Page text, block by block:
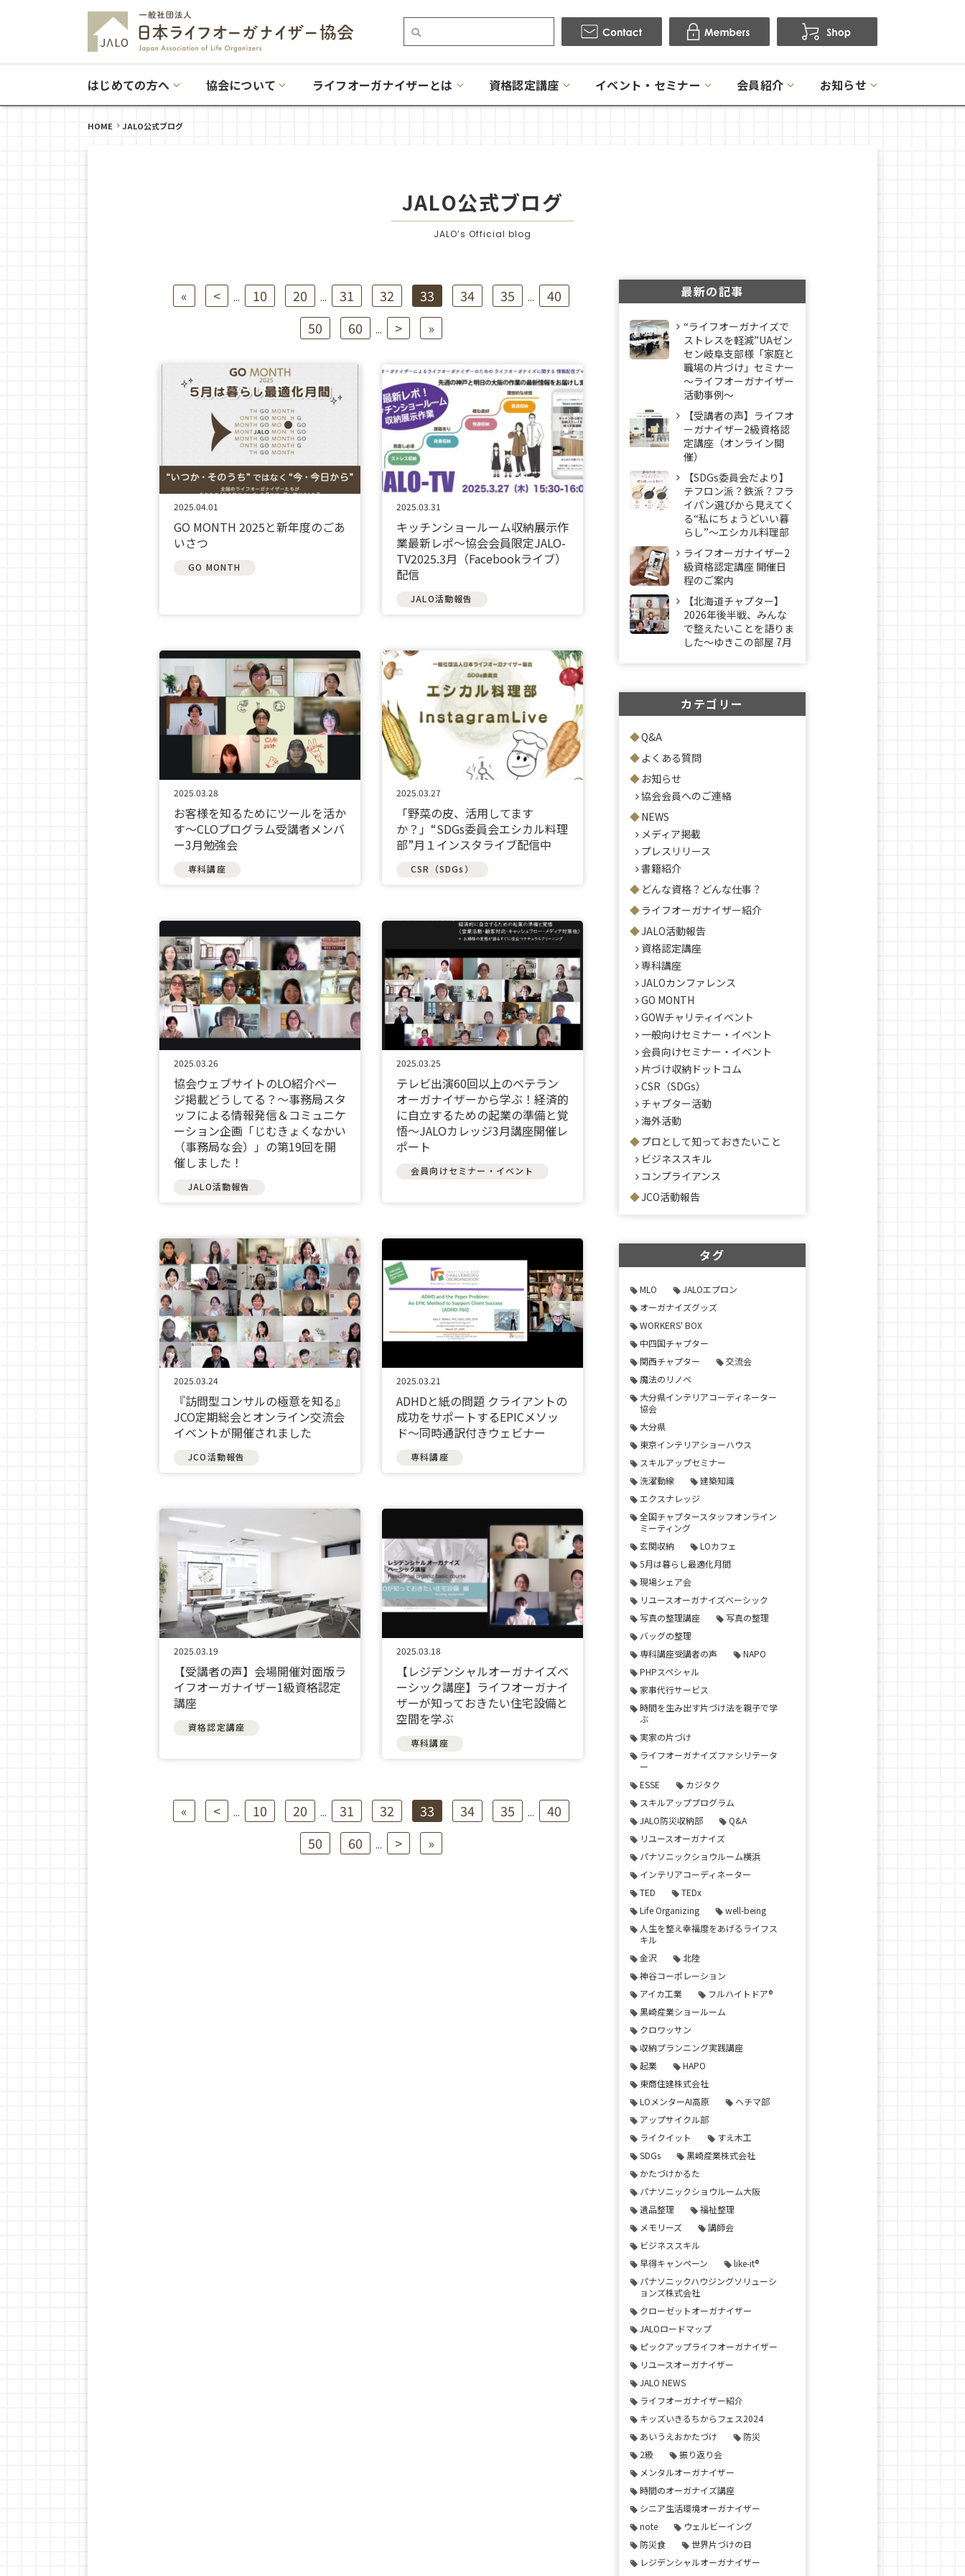
はじめての方へ 協会について ライフオーガナイザーとは 資格認定講座 イベント・セミナー 会員紹介 お知らせ
HOME JALO公式ブログ
JALO公式ブログ
JALO’s Official blog
« < ... 10 20 ... 31 32 33 34 35 ...
40
50
60 ... > »
2025.04.01
GO MONTH 2025と新年度のごあ
いさつ
GO MONTH
2025.03.31
キッチンショールーム収納展示作
業最新レポ〜協会会員限定JALO-
TV2025.3月（Facebookライブ）
配信
JALO活動報告
2025.03.28
お客様を知るためにツールを活か
す〜CLOプログラム受講者メンバ
ー3月勉強会
専科講座
2025.03.27
「野菜の皮、活用してます
か？」“SDGs委員会エシカル料理
部”月１インスタライブ配信中
CSR（SDGs）
2025.03.26
協会ウェブサイトのLO紹介ペー
ジ掲載どうしてる？～事務局スタ
ッフによる情報発信＆コミュニケ
ーション企画「じむきょくなかい
（事務局な会）」の第19回を開
催しました！
JALO活動報告
2025.03.25
テレビ出演60回以上のベテラン
オーガナイザーから学ぶ！経済的
に自立するための起業の準備と覚
悟〜JALOカレッジ3月講座開催レ
ポート
会員向けセミナー・イベント
2025.03.24
『訪問型コンサルの極意を知る』
JCO定期総会とオンライン交流会
イベントが開催されました
JCO活動報告
2025.03.21
ADHDと紙の問題 クライアントの
成功をサポートするEPICメソッ
ド〜同時通訳付きウェビナー
専科講座
2025.03.19
【受講者の声】会場開催対面版ラ
イフオーガナイザー1級資格認定
講座
資格認定講座
2025.03.18
【レジデンシャルオーガナイズベ
ーシック講座】ライフオーガナイ
ザーが知っておきたい住宅設備と
空間を学ぶ
専科講座
« < ... 10 20 ... 31 32 33 34 35 ...
40
50
60 ... > »
最新の記事
“ライフオーガナイズで
ストレスを軽減”UAゼン
セン岐阜支部様「家庭と
職場の片づけ」セミナー
～ライフオーガナイザー
活動事例〜
【受講者の声】ライフオ
ーガナイザー2級資格認
定講座（オンライン開
催）
【SDGs委員会だより】
テフロン派？鉄派？フラ
イパン選びから見えてく
る“私にちょうどいい暮
らし”～エシカル料理部
ライフオーガナイザー2
級資格認定講座 開催日
程のご案内
【北海道チャプター】
2026年後半戦、みんな
で整えたいことを語りま
した～ゆきこの部屋 7月
カテゴリー
Q&A
よくある質問
お知らせ
協会会員へのご連絡
NEWS
メディア掲載
プレスリリース
書籍紹介
どんな資格？どんな仕事？
ライフオーガナイザー紹介
JALO活動報告
資格認定講座
専科講座
JALOカンファレンス
GO MONTH
GOWチャリティイベント
一般向けセミナー・イベント
会員向けセミナー・イベント
片づけ収納ドットコム
CSR（SDGs）
チャプター活動
海外活動
プロとして知っておきたいこと
ビジネススキル
コンプライアンス
JCO活動報告
タグ
MLO
JALOエプロン
オーガナイズグッズ
WORKERS' BOX
中四国チャプター
関西チャプター
交流会
魔法のリノベ
大分県インテリアコーディネーター
協会
大分県
東京インテリアショーハウス
スキルアップセミナー
洗濯動線
建築知識
エクスナレッジ
全国チャプタースタッフオンライン
ミーティング
玄関収納
LOカフェ
5月は暮らし最適化月間
現場シェア会
リユースオーガナイズベーシック
写真の整理講座
写真の整理
バッグの整理
専科講座受講者の声
NAPO
PHPスペシャル
家事代行サービス
時間を生み出す片づけ法を親子で学
ぶ
実家の片づけ
ライフオーガナイズファシリテータ
ー
ESSE
カジタク
スキルアッププログラム
JALO防災収納部
Q&A
リユースオーガナイズ
パナソニックショウルーム横浜
インテリアコーディネーター
TED
TEDx
Life Organizing
well-being
人生を整え幸福度をあげるライフス
キル
金沢
北陸
神谷コーポレーション
アイカ工業
フルハイトドア®
黒崎産業ショールーム
クロワッサン
収納プランニング実践講座
起業
HAPO
東商住建株式会社
LOメンターAI高原
ヘチマ部
アップサイクル部
ライクイット
すえ木工
SDGs
黒崎産業株式会社
かたづけかるた
パナソニックショウルーム大阪
遺品整理
福祉整理
メモリーズ
講師会
ビジネススキル
早得キャンペーン
like-it®
パナソニックハウジングソリューシ
ョンズ株式会社
クローゼットオーガナイザー
JALOロードマップ
ピックアップライフオーガナイザー
リユースオーガナイザー
JALO NEWS
ライフオーガナイザー紹介
キッズいきるちからフェス2024
あいうえおかたづけ
防災
2級
振り返り会
メンタルオーガナイザー
時間のオーガナイズ講座
シニア生活環境オーガナイザー
note
ウェルビーイング
防災食
世界片づけの日
レジデンシャルオーガナイザー